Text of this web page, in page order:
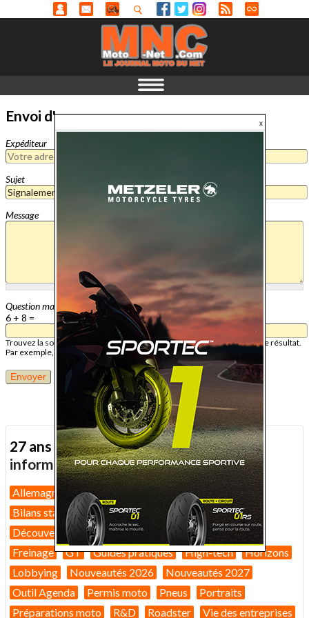
Envoi d'un message
Expéditeur
Sujet
Message
Question mathématique
6 + 8 =
Trouvez la solution de ce problème mathématique simple et saisissez le résultat.
Par exemple, pour 1 + 3, saisissez 4.
27 ans d'actualité moto :toutes nos
informations depuis 1999 !
Allemagne Assurance moto
Bilans marché 2026
Bilans statistiques
Casques
Dans Le Rétro
Découverte
Equipement pilote
Fiches techniques
Freinage
GT Guides pratiques High-tech
Horizons
Lobbying
Nouveautés 2026
Nouveautés 2027
Outil Agenda
Permis moto Pneus
Portraits
Préparations moto
R&D Roadster Vie des entreprises